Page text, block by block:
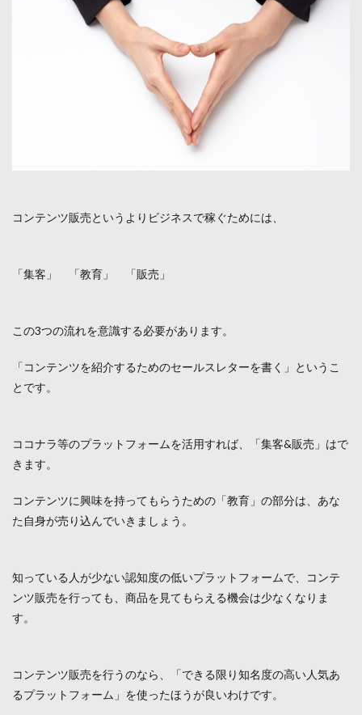
コンテンツ販売というよりビジネスで稼ぐためには、
「集客」 「教育」 「販売」
この3つの流れを意識する必要があります。
「コンテンツを紹介するためのセールスレターを書く」というこ
とです。
ココナラ等のプラットフォームを活用すれば、「集客&販売」はで
きます。
コンテンツに興味を持ってもらうための「教育」の部分は、あな
た自身が売り込んでいきましょう。
知っている人が少ない認知度の低いプラットフォームで、コンテ
ンツ販売を行っても、商品を見てもらえる機会は少なくなりま
す。
コンテンツ販売を行うのなら、「できる限り知名度の高い人気あ
るプラットフォーム」を使ったほうが良いわけです。